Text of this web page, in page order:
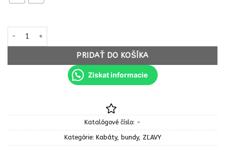
množstvo STEFANEL Dámska zimná bunda Stefanel páperová
PRIDAŤ DO KOŠÍKA
Ziskat informacie
Katalógové číslo: -
Kategórie: Kabáty, bundy, ZĽAVY